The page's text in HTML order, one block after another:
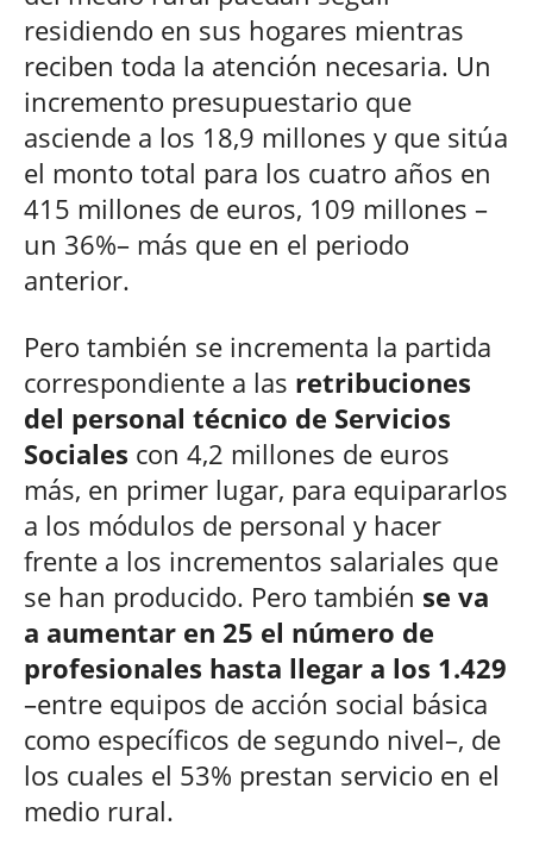
residiendo en sus hogares mientras
reciben toda la atención necesaria. Un
incremento presupuestario que
asciende a los 18,9 millones y que sitúa
el monto total para los cuatro años en
415 millones de euros, 109 millones –
un 36%– más que en el periodo
anterior.
Pero también se incrementa la partida
correspondiente a las retribuciones
del personal técnico de Servicios
Sociales con 4,2 millones de euros
más, en primer lugar, para equipararlos
a los módulos de personal y hacer
frente a los incrementos salariales que
se han producido. Pero también se va
a aumentar en 25 el número de
profesionales hasta llegar a los 1.429
–entre equipos de acción social básica
como específicos de segundo nivel–, de
los cuales el 53% prestan servicio en el
medio rural.